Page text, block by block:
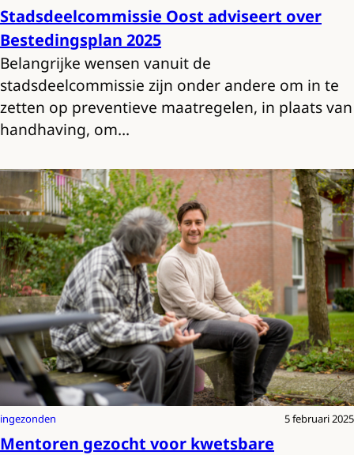
Stadsdeelcommissie Oost adviseert over
Bestedingsplan 2025
Belangrijke wensen vanuit de
stadsdeelcommissie zijn onder andere om in te
zetten op preventieve maatregelen, in plaats van
handhaving, om…
ingezonden 5 februari 2025
Mentoren gezocht voor kwetsbare